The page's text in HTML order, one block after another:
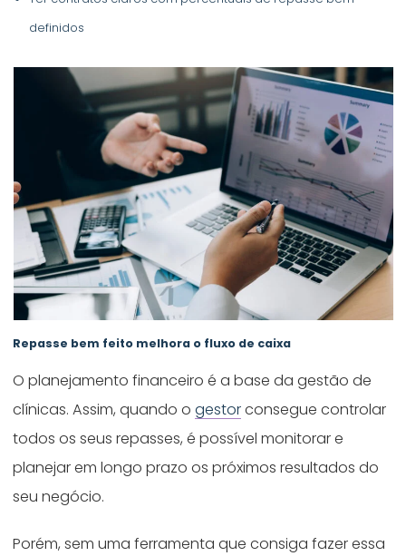
definidos
Repasse bem feito melhora o fluxo de caixa
O planejamento financeiro é a base da gestão de
clínicas. Assim, quando ogestorconsegue controlar
todos os seus repasses, é possível monitorar e
planejar em longo prazo os próximos resultados do
seu negócio.
Porém, sem uma ferramenta que consiga fazer essa